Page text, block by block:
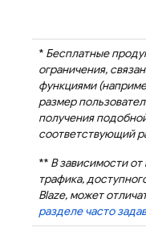
* Бесплатные
ограничения,
функциями
размер
получения
соответствующий
** В зависимости
трафика,
Blaze, может
разделе часто